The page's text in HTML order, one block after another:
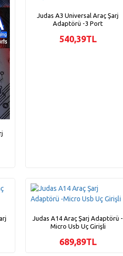
Judas A3 Universal Araç Şarj
Adaptörü -3 Port
540,39TL
Judas A14 Araç Şarj Adaptörü -
Micro Usb Uç Girişli
689,89TL